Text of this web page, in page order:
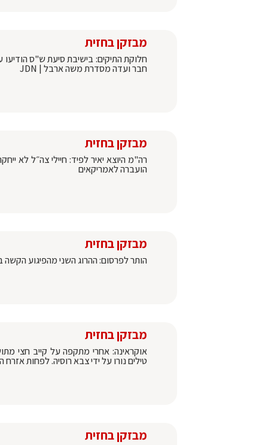
מבזקן בחזית
חלוקת התיקים: בישיבת סיעת ש"ס הודיעו
חבר ועדה מסדרת משה ארבל | JDN
מבזקן בחזית
הועברה לאמריקאים
מבזקן בחזית
הותר לפרסום: ההרוג השני מהפיגוע הקשה
מבזקן בחזית
טילים נורו על ידי צבא רוסיה. לפחות אזרח
מבזקן בחזית